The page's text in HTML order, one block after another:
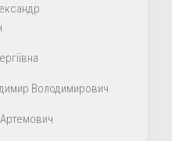
Володимирович